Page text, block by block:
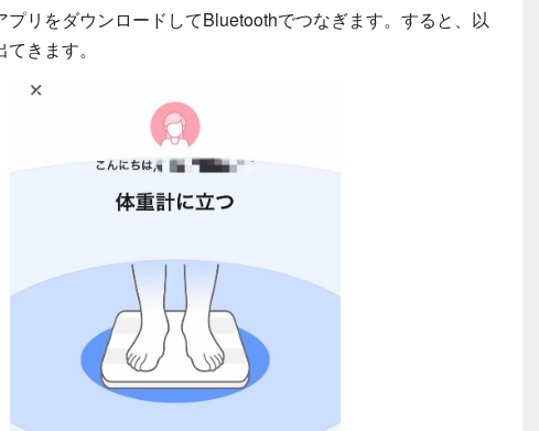
プリをダウンロードしてBluetoothでつなぎます。すると、以
きます。